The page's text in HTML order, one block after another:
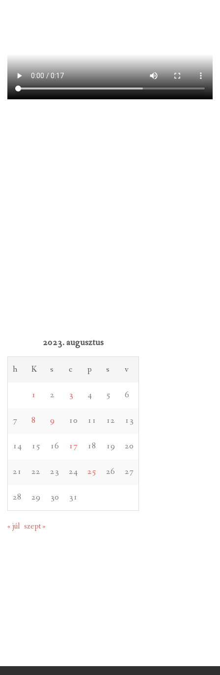
2023. augusztus
h K s c p s v
1 2 3 4 5 6
7 8 9 10 11 12 13
14 15 16 17 18 19 20
21 22 23 24 25 26 27
28 29 30 31
« júl szept »